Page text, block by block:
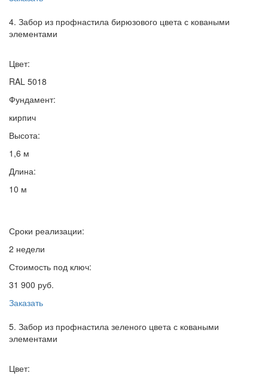
4. Забор из профнастила бирюзового цвета с коваными
элементами
Цвет:
RAL 5018
Фундамент:
кирпич
Высота:
1,6 м
Длина:
10 м
Сроки реализации:
2 недели
Стоимость под ключ:
31 900 руб.
Заказать
5. Забор из профнастила зеленого цвета с коваными
элементами
Цвет: